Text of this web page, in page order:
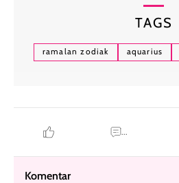
TAGS
ramalan zodiak aquarius
...
Komentar